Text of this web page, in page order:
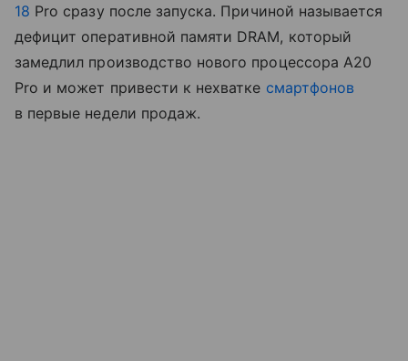
18 Pro сразу после запуска. Причиной называется
дефицит оперативной памяти DRAM, который
замедлил производство нового процессора A20
Pro и может привести к нехватке смартфонов
в первые недели продаж.